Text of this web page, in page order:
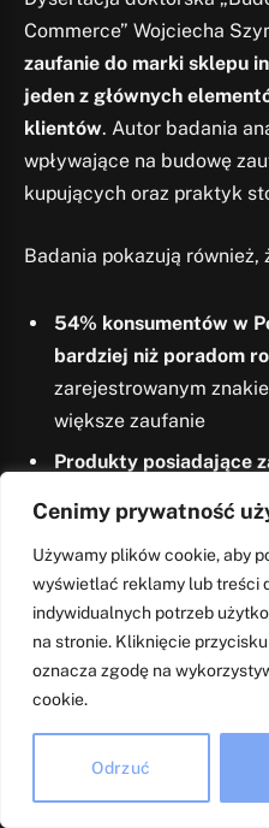
Cenimy prywatność
Używamy plików cookie, aby
wyświetlać reklamy lub treści
indywidualnych potrzeb
na stronie. Kliknięcie
oznacza zgodę na
cookie.
Odrzuć
Commerce” Wojciecha
zaufanie do marki sklepu
jeden z głównych
klientów. Autor badania
wpływające na budowę
kupujących oraz praktyk
Badania pokazują również,
54% konsumentów w
bardziej niż poradom
zarejestrowanym
większe zaufanie
Produkty posiadające
marka to fundament
Współczynnik
klient aktywnie czyta
bardziej
Te statystyki dowodzą, że
poprzez rejestrację
w przychody firmy